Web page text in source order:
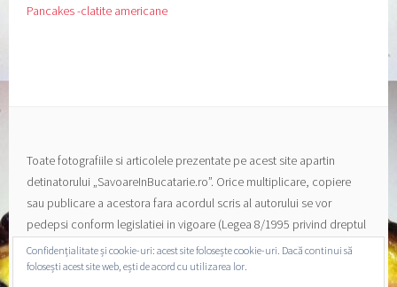
Pancakes -clatite americane
Toate fotografiile si articolele prezentate pe acest site apartin
detinatorului „SavoareInBucatarie.ro”. Orice multiplicare, copiere
sau publicare a acestora fara acordul scris al autorului se vor
pedepsi conform legislatiei in vigoare (Legea 8/1995 privind dreptul
de autor si a drepturilor conexe).
Confidențialitate și cookie-uri: acest site folosește cookie-uri. Dacă continui să
folosești acest site web, ești de acord cu utilizarea lor.